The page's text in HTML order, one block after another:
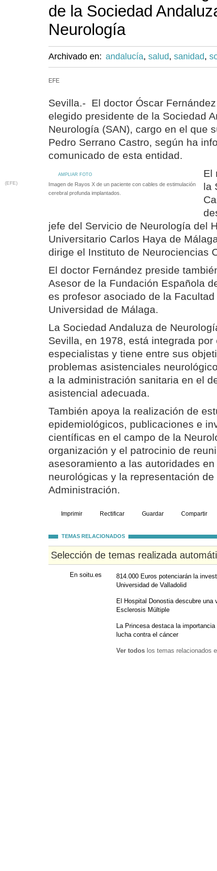
de la Sociedad
Neurología
Archivado en: andalucía, salud, sanidad,
EFE
Sevilla.- El doctor Óscar
elegido presidente de la Sociedad
Neurología (SAN), cargo en el que
Pedro Serrano Castro, según ha
comunicado de esta entidad.
AMPLIAR FOTO
(EFE)
Imagen de Rayos X de un paciente con cables de estimulación
cerebral profunda implantados.
El
la
jefe del Servicio de Neurología del
Universitario Carlos Haya de
dirige el Instituto de Neurociencias
El doctor Fernández preside
Asesor de la Fundación Española
es profesor asociado de la
Universidad de Málaga.
La Sociedad Andaluza de
Sevilla, en 1978, está integrada
especialistas y tiene entre sus
problemas asistenciales
a la administración sanitaria en el
asistencial adecuada.
También apoya la realización de
epidemiológicos, publicaciones e
científicas en el campo de la
organización y el patrocinio de
asesoramiento a las autoridades
neurológicas y la representación
Administración.
Imprimir Rectificar Guardar Compartir
TEMAS RELACIONADOS
Selección de temas realizada
En soitu.es
814.000 Euros potenciarán la
Universidad de Valladolid
El Hospital Donostia descubre
Esclerosis Múltiple
La Princesa destaca la
lucha contra el cáncer
Ver todos los temas relacionados